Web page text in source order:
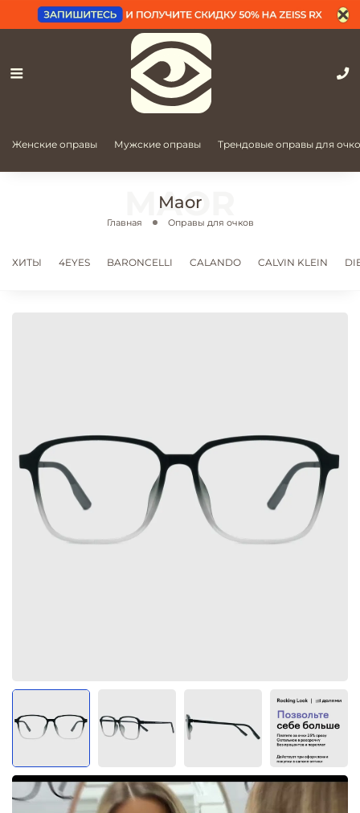
Женские оправы Мужские оправы Трендовые оправы для
Maor
Главная Оправы для очков
ХИТЫ 4EYES BARONCELLI CALANDO CALVIN KLEIN